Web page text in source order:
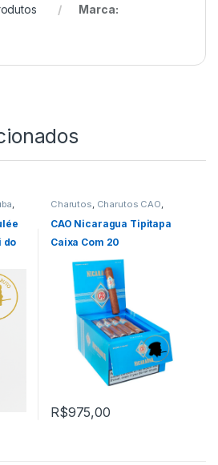
Marca:
do
Charutos Charutos CAO
Charutos Nicaragua Charutos
Off Cuba,Importados
CAO Nicaragua Tipitapa
Caixa Com 20
R$975,00